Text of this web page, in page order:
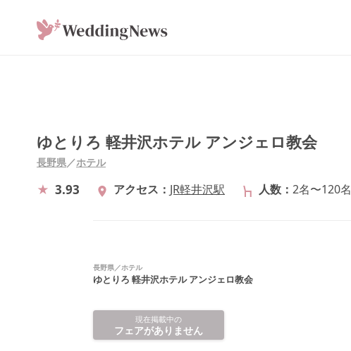
ゆとりろ 軽井沢ホテル アンジェロ教会
長野県／ホテル
3.93 アクセス JR軽井沢駅 人数 2名〜120名
長野県／ホテル
ゆとりろ 軽井沢ホテル アンジェロ教会
現在掲載中の
フェアがありません